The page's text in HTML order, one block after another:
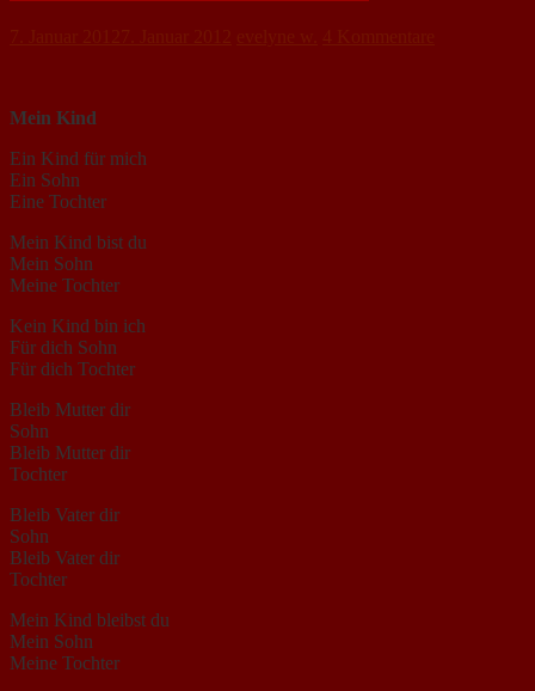
Mein Kind
Ein Kind für mich
Ein Sohn
Eine Tochter
Mein Kind bist du
Mein Sohn
Meine Tochter
Kein Kind bin ich
Für dich Sohn
Für dich Tochter
Bleib Mutter dir
Sohn
Bleib Mutter dir
Tochter
Bleib Vater dir
Sohn
Bleib Vater dir
Tochter
Mein Kind bleibst du
Mein Sohn
Meine Tochter